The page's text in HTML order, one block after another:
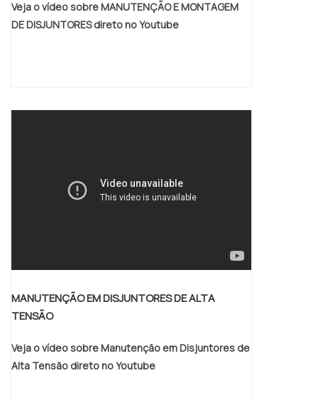
Veja o vídeo sobre MANUTENÇÃO E MONTAGEM
DE DISJUNTORES direto no Youtube
MANUTENÇÃO EM DISJUNTORES DE ALTA
TENSÃO
Veja o vídeo sobre Manutenção em Disjuntores de
Alta Tensão direto no Youtube